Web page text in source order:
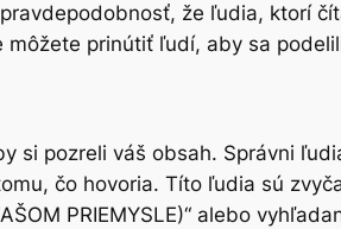
že ľudia, ktorí
prinútiť ľudí, aby sa
si pozreli váš obsah. Správni
čo hovoria. Títo ľudia sú
PRIEMYSLE)“ alebo